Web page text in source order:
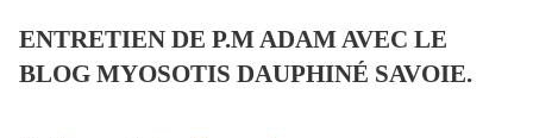
ENTRETIEN DE P.M ADAM AVEC LE
BLOG MYOSOTIS DAUPHINÉ SAVOIE.